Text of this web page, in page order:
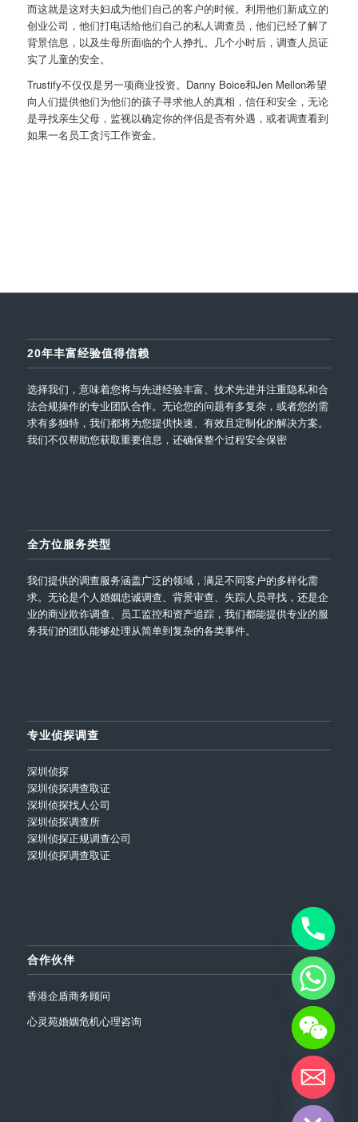
而这就是这对夫妇成为他们自己的客户的时候。利用他们新成立的
创业公司，他们打电话给他们自己的私人调查员，他们已经了解了
背景信息，以及生母所面临的个人挣扎。几个小时后，调查人员证
实了儿童的安全。
Trustify不仅仅是另一项商业投资。Danny Boice和Jen Mellon希望
向人们提供他们为他们的孩子寻求他人的真相，信任和安全，无论
是寻找亲生父母，监视以确定你的伴侣是否有外遇，或者调查看到
如果一名员工贪污工作资金。
20年丰富经验值得信赖
选择我们，意味着您将与先进经验丰富、技术先进并注重隐私和合
法合规操作的专业团队合作。无论您的问题有多复杂，或者您的需
求有多独特，我们都将为您提供快速、有效且定制化的解决方案。
我们不仅帮助您获取重要信息，还确保整个过程安全保密
全方位服务类型
我们提供的调查服务涵盖广泛的领域，满足不同客户的多样化需
求。无论是个人婚姻忠诚调查、背景审查、失踪人员寻找，还是企
业的商业欺诈调查、员工监控和资产追踪，我们都能提供专业的服
务我们的团队能够处理从简单到复杂的各类事件。
专业侦探调查
深圳侦探
深圳侦探调查取证
深圳侦探找人公司
深圳侦探调查所
深圳侦探正规调查公司
深圳侦探调查取证
合作伙伴
香港企盾商务顾问
心灵苑婚姻危机心理咨询
Hide
chaty